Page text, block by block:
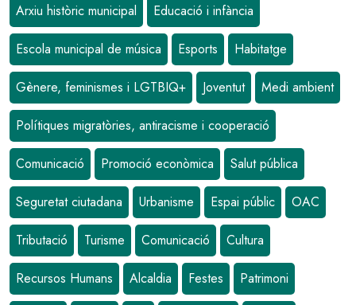
Arxiu històric municipal Educació i infància
Escola municipal de música Esports Habitatge
Gènere, feminismes i LGTBIQ+ Joventut Medi ambient
Polítiques migratòries, antiracisme i cooperació
Comunicació Promoció econòmica Salut pública
Seguretat ciutadana Urbanisme Espai públic OAC
Tributació Turisme Comunicació Cultura
Recursos Humans Alcaldia Festes Patrimoni